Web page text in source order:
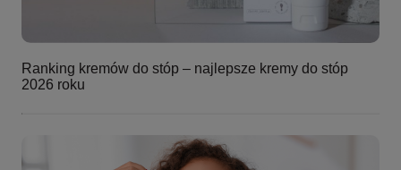
Ranking kremów do stóp – najlepsze kremy do stóp
2026 roku